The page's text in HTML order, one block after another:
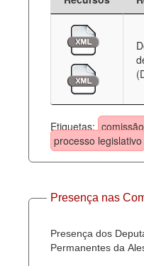
Etiquetas: comissão
processo legislativo
Presença nas
Presença dos
Permanentes da